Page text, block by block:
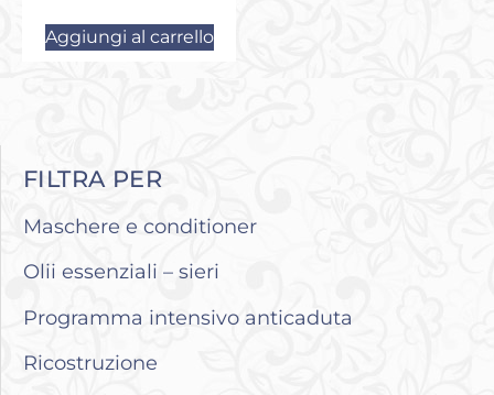
Aggiungi al carrello
FILTRA PER
Maschere e conditioner
Olii essenziali – sieri
Programma intensivo anticaduta
Ricostruzione